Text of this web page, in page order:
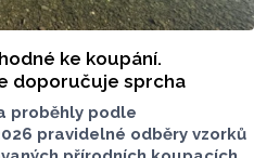
ke koupání.
doporučuje sprcha
proběhly podle
pravidelné odběry vzorků